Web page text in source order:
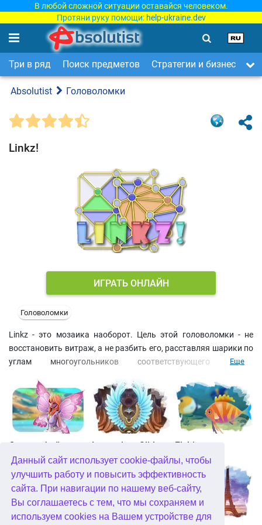
Данный сайт использует cookie-файлы, чтобы
улучшить работу и повысить эффективность
сайта. При навигации по нашему веб-сайту,
Вы соглашаетесь с тем, что мы сохраняем и
используем cookies на Вашем устройстве для
В любой сложной ситуации оставайся человеком.
Протяни руку помощи: help-ukraine.dev
Три в ряд Поиск предметов Стратегии и бизнес
Absolutist Головоломки
Linkz!
ИГРАТЬ ОНЛАЙН
Головоломки
Linkz - это мозаика наоборот. Цель этой головоломки - не
восстановить витраж, а не разбить его, расставляя шарики по
углам многоугольников соответствующего цвета.
только в том случае, если путь к ней свободен. Играйте с
подключением к Internet и получайте бонусные очки за победу
в многопользовательском режиме. Здесь вы можете скачать
полную версию Linkz бесплатно и играть без ограничения по
времени.
Еще
Страна фей Legendary Slide Fishjong